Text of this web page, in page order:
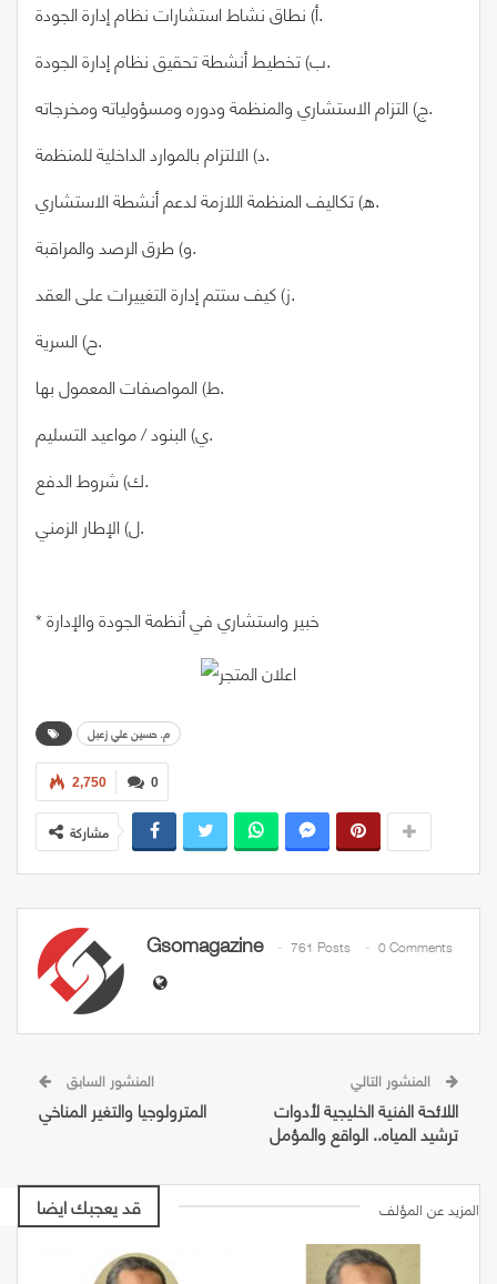
أ) نطاق نشاط استشارات نظام إدارة الجودة.
ب) تخطيط أنشطة تحقيق نظام إدارة الجودة.
ج) التزام الاستشاري والمنظمة ودوره ومسؤولياته ومخرجاته.
د) الالتزام بالموارد الداخلية للمنظمة.
ه) تكاليف المنظمة اللازمة لدعم أنشطة الاستشاري.
و) طرق الرصد والمراقبة.
ز) كيف ستتم إدارة التغييرات على العقد.
ح) السرية.
ط) المواصفات المعمول بها.
ي) البنود / مواعيد التسليم.
ك) شروط الدفع.
ل) الإطار الزمني.
* خبير واستشاري في أنظمة الجودة والإدارة
م. حسين علي زعبل
0
2,750
مشاركة
Gsomagazine 761 Posts 0 Comments
المنشور السابق
المترولوجيا والتغير المناخي اللائحة الفنية الخليجية لأدوات
ترشيد المياه.. الواقع والمؤمل
قد يعجبك ايضا المزيد عن المؤلف